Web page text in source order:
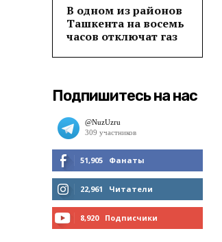
В одном из районов
Ташкента на восемь
часов отключат газ
Подпишитесь на нас
51,905 Фанаты
МНЕ НРАВИТСЯ
22,961 Читатели
8,920 Подписчики